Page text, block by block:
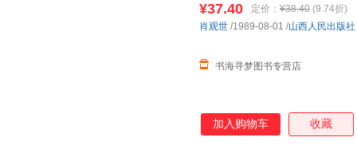
¥37.40 定价： ¥38.40 (9.74折)
书海寻梦图书专营店
肖观世 /1989-08-01 /山西人民出版社
加入购物车 收藏